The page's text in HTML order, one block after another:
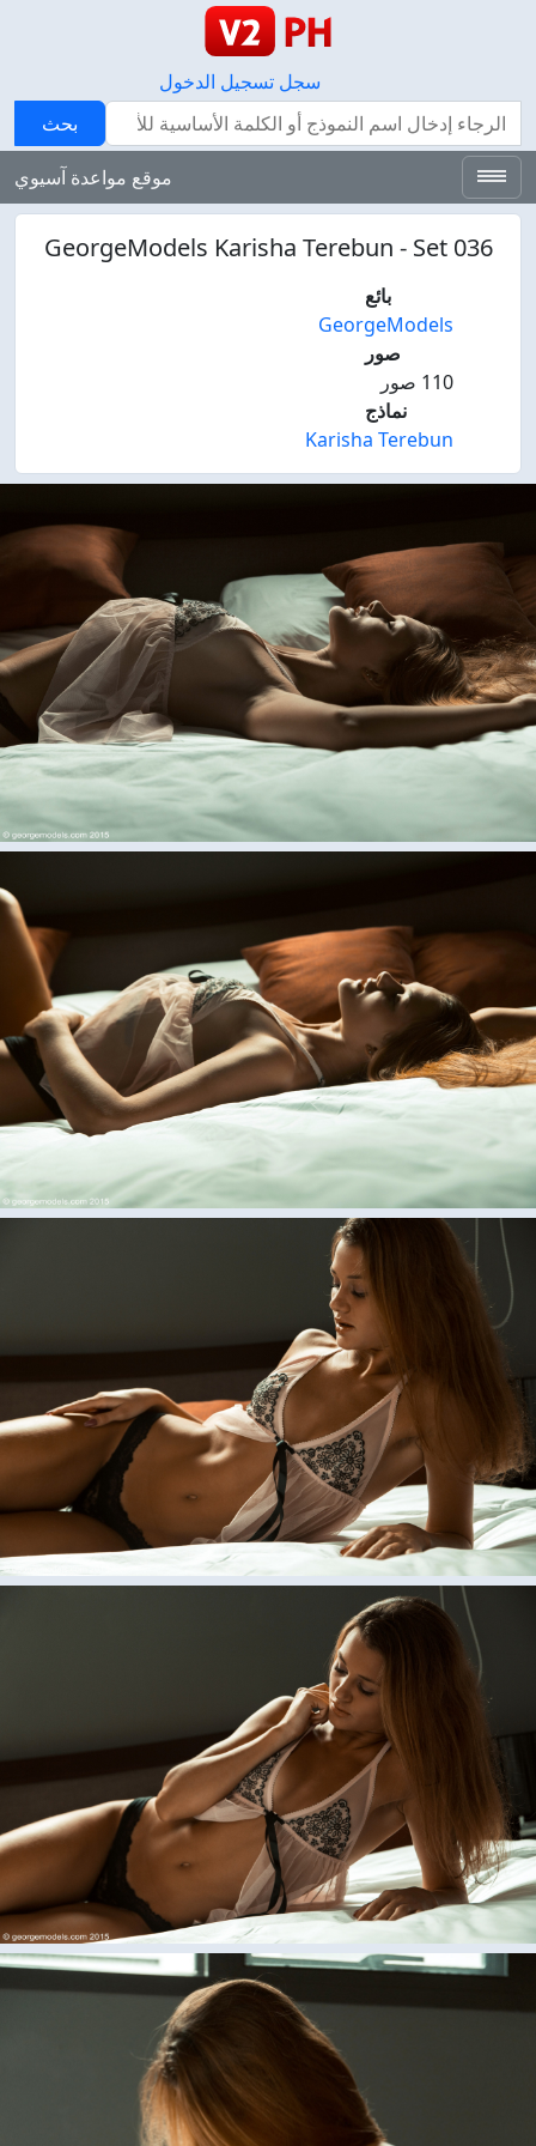
سجل تسجيل الدخول
بحث
بحث
موقع مواعدة آسيوي
GeorgeModels Karisha Terebun - Set 036
بائع
GeorgeModels
صور
110 صور
نماذج
Karisha Terebun